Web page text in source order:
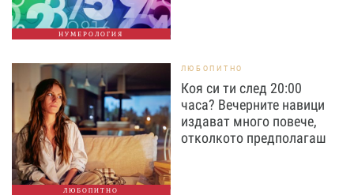
НУМЕРОЛОГИЯ
ЛЮБОПИТНО
ЛЮБОПИТНО
Коя си ти след 20:00
часа? Вечерните навици
издават много повече,
отколкото предполагаш